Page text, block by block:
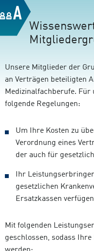
Unsere Mitglieder der
an Verträgen beteiligten
Medizinalfachberufe. Für
folgende Regelungen:
Um Ihre Kosten zu
Verordnung eines
der auch für
Ihr
gesetzlichen
Ersatzkassen
Mit folgenden
geschlossen, sodass